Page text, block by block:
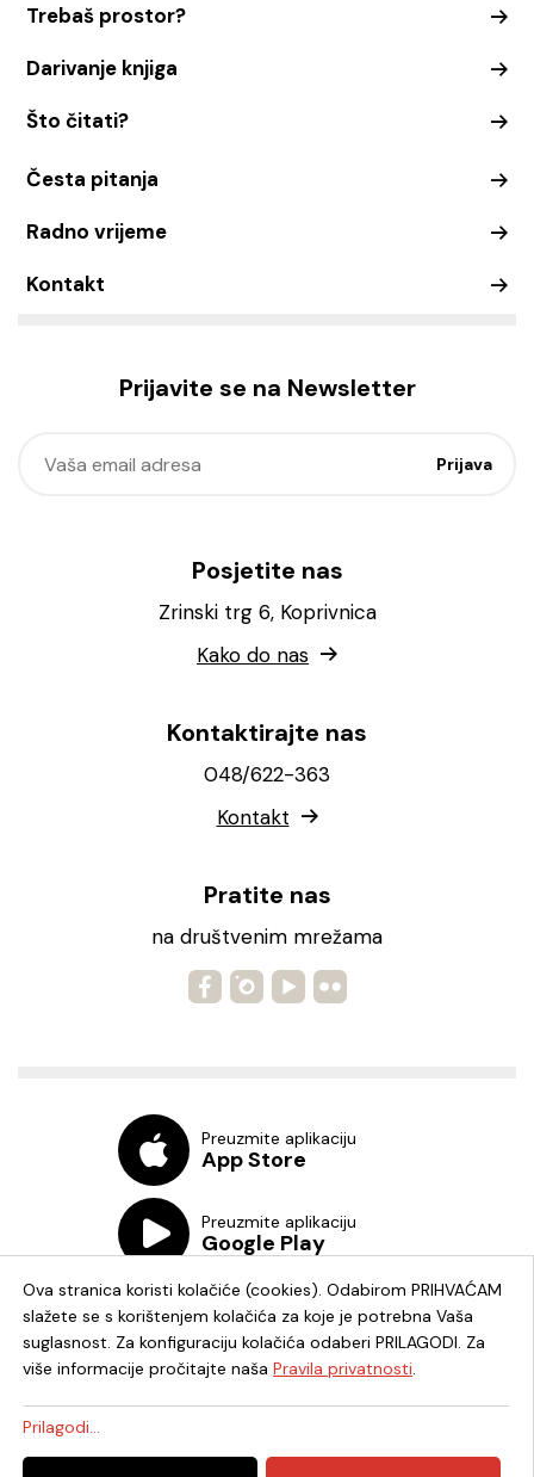
Trebaš prostor?
Darivanje knjiga
Što čitati?
Česta pitanja
Radno vrijeme
Kontakt
Prijavite se na Newsletter
Posjetite nas
Zrinski trg 6, Koprivnica
Kako do nas
Kontaktirajte nas
048/622-363
Kontakt
Pratite nas
na društvenim mrežama
Preuzmite aplikaciju
App Store
Preuzmite aplikaciju
Google Play
© 2026. - Knjižnica i čitaonica Fran Galović Koprivnica - OIB:
Ova stranica koristi kolačiće (cookies). Odabirom PRIHVAĆAM
slažete se s korištenjem kolačića za koje je potrebna Vaša
suglasnost. Za konfiguraciju kolačića odaberi PRILAGODI. Za
više informacije pročitajte naša Pravila privatnosti.
Prilagodi...